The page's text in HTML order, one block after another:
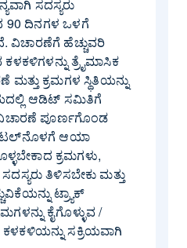
ಸದಸ್ಯರು
90 ದಿನಗಳ ಒಳಗೆ
ವಿಚಾರಣೆಗೆ ಹೆಚ್ಚುವರಿ
ತ್ರೈಮಾಸಿಕ
ಕ್ರಮಗಳ ಸ್ಥಿತಿಯನ್ನು
ಆಡಿಟ್ ಸಮಿತಿಗೆ
ಪೂರ್ಣಗೊಂಡ
ಆಯಾ
ಕ್ರಮಗಳು,
ತಿಳಿಸಬೇಕು ಮತ್ತು
ಟ್ರ್ಯಾಕ್
ಕೈಗೊಳ್ಳುವ /
ಸಕ್ರಿಯವಾಗಿ